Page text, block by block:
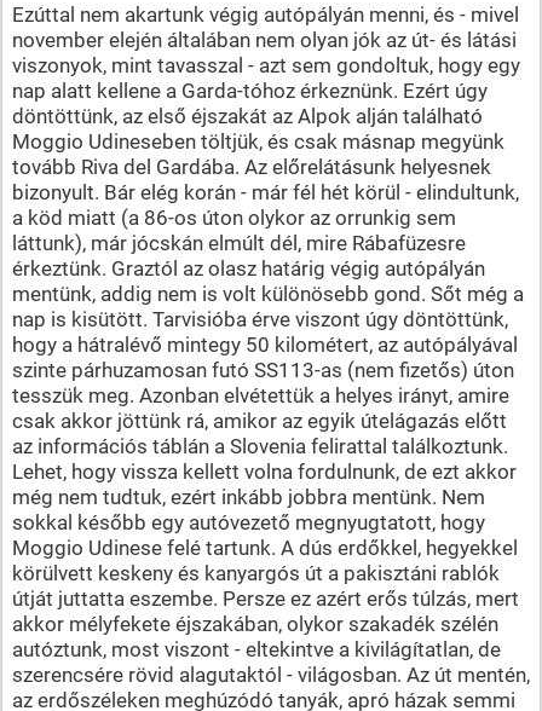
Ezúttal nem akartunk végig autópályán menni, és - mivel
november elején általában nem olyan jók az út- és látási
viszonyok, mint tavasszal - azt sem gondoltuk, hogy egy
nap alatt kellene a Garda-tóhoz érkeznünk. Ezért úgy
döntöttünk, az első éjszakát az Alpok alján található
Moggio Udineseben töltjük, és csak másnap megyünk
tovább Riva del Gardába. Az előrelátásunk helyesnek
bizonyult. Bár elég korán - már fél hét körül - elindultunk,
a köd miatt (a 86-os úton olykor az orrunkig sem
láttunk), már jócskán elmúlt dél, mire Rábafüzesre
érkeztünk. Graztól az olasz határig végig autópályán
mentünk, addig nem is volt különösebb gond. Sőt még a
nap is kisütött. Tarvisióba érve viszont úgy döntöttünk,
hogy a hátralévő mintegy 50 kilométert, az autópályával
szinte párhuzamosan futó SS113-as (nem fizetős) úton
tesszük meg. Azonban elvétettük a helyes irányt, amire
csak akkor jöttünk rá, amikor az egyik útelágazás előtt
az információs táblán a Slovenia felirattal találkoztunk.
Lehet, hogy vissza kellett volna fordulnunk, de ezt akkor
még nem tudtuk, ezért inkább jobbra mentünk. Nem
sokkal később egy autóvezető megnyugtatott, hogy
Moggio Udinese felé tartunk. A dús erdőkkel, hegyekkel
körülvett keskeny és kanyargós út a pakisztáni rablók
útját juttatta eszembe. Persze ez azért erős túlzás, mert
akkor mélyfekete éjszakában, olykor szakadék szélén
autóztunk, most viszont - eltekintve a kivilágítatlan, de
szerencsére rövid alagutaktól - világosban. Az út mentén,
az erdőszéleken meghúzódó tanyák, apró házak semmi